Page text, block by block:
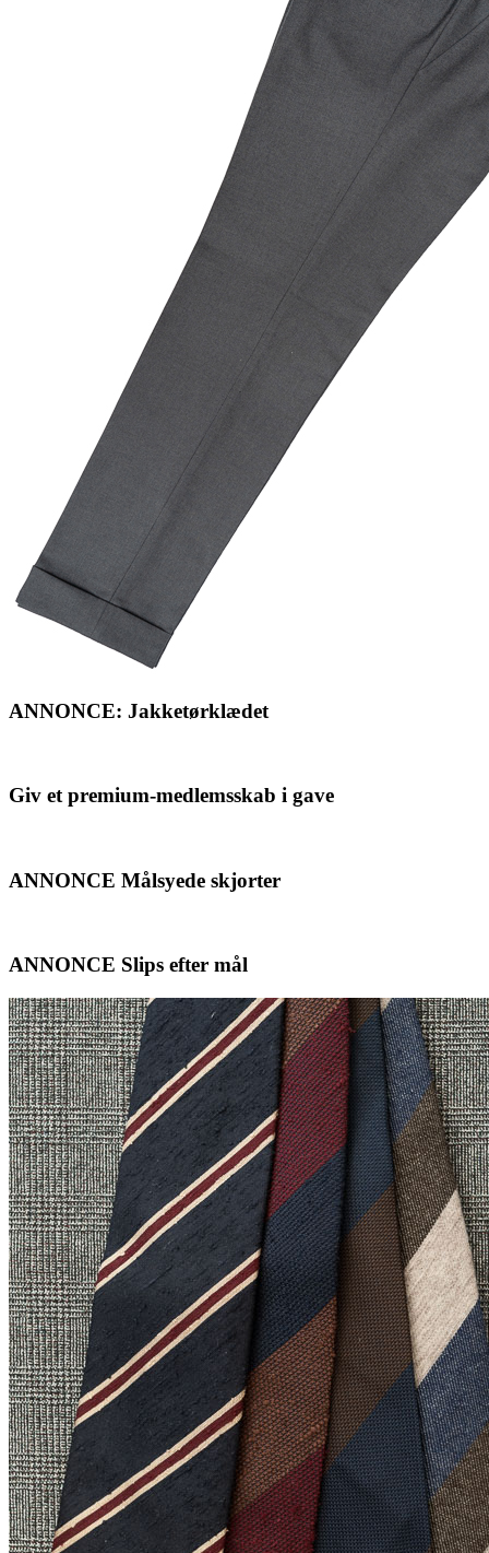
ANNONCE: Jakketørklædet
Giv et premium-medlemsskab i gave
ANNONCE Målsyede skjorter
ANNONCE Slips efter mål